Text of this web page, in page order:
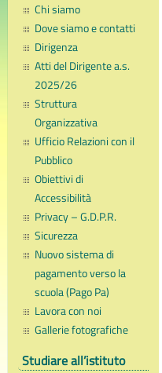
Chi siamo
Dove siamo e contatti
Dirigenza
Atti del Dirigente a.s.
2025/26
Struttura
Organizzativa
Ufficio Relazioni con il
Pubblico
Obiettivi di
Accessibilità
Privacy – G.D.P.R.
Sicurezza
Nuovo sistema di
pagamento verso la
scuola (Pago Pa)
Lavora con noi
Gallerie fotografiche
Studiare all’istituto